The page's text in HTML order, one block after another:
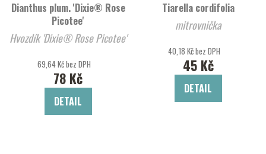
Dianthus plum. 'Dixie® Rose
Picotee'
Hvozdík 'Dixie® Rose Picotee'
69,64 Kč bez DPH
78 Kč
DETAIL
Tiarella cordifolia
mitrovnička
40,18 Kč bez DPH
45 Kč
DETAIL